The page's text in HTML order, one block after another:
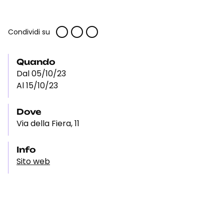
Condividi su
Quando
Dal 05/10/23
Al 15/10/23
Dove
Via della Fiera, 11
Info
Sito web